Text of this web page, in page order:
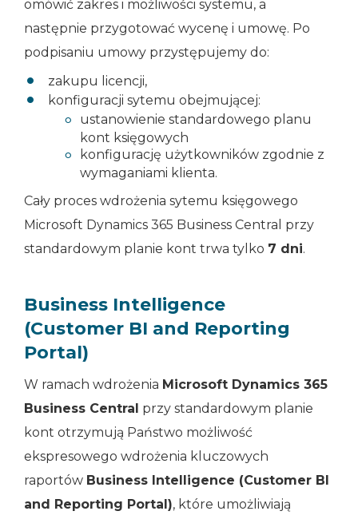
omówić zakres i możliwości systemu, a
następnie przygotować wycenę i umowę. Po
podpisaniu umowy przystępujemy do:
zakupu licencji,
konfiguracji sytemu obejmującej:
ustanowienie standardowego planu
kont księgowych
konfigurację użytkowników zgodnie z
wymaganiami klienta.
Cały proces wdrożenia sytemu księgowego
Microsoft Dynamics 365 Business Central przy
standardowym planie kont trwa tylko 7 dni.
Business Intelligence
(Customer BI and Reporting
Portal)
W ramach wdrożenia Microsoft Dynamics 365
Business Central przy standardowym planie
kont otrzymują Państwo możliwość
ekspresowego wdrożenia kluczowych
raportów Business Intelligence (Customer BI
and Reporting Portal), które umożliwiają